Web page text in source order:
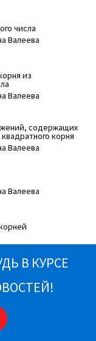
число.
являются:
на ее диаметр,
число (число Пи
числа
Валеева
из
Валеева
содержащих
корня
Валеева
Валеева
В КУРСЕ